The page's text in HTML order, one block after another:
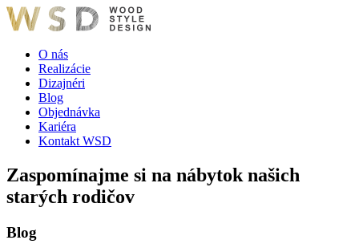
O nás
Realizácie
Dizajnéri
Blog
Objednávka
Kariéra
Kontakt WSD
Zaspomínajme si na nábytok našich
starých rodičov
Blog